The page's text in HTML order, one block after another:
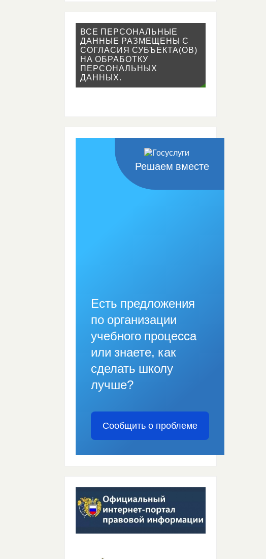
ВСЕ ПЕРСОНАЛЬНЫЕ
ДАННЫЕ РАЗМЕЩЕНЫ С
СОГЛАСИЯ СУБЪЕКТА(ОВ)
НА ОБРАБОТКУ
ПЕРСОНАЛЬНЫХ
ДАННЫХ.
Решаем вместе
Есть предложения
по организации
учебного процесса
или знаете, как
сделать школу
лучше?
Сообщить о проблеме